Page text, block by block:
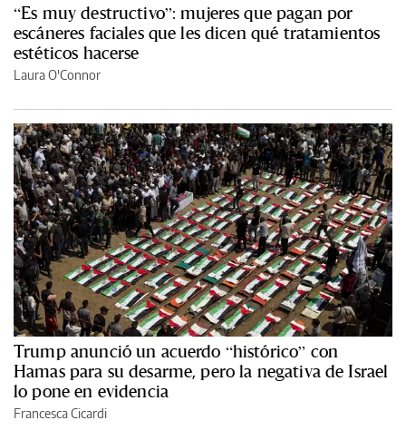
“Es muy destructivo”: mujeres que pagan por
escáneres faciales que les dicen qué tratamientos
estéticos hacerse
Laura O'Connor
Trump anunció un acuerdo “histórico” con
Hamas para su desarme, pero la negativa de Israel
lo pone en evidencia
Francesca Cicardi